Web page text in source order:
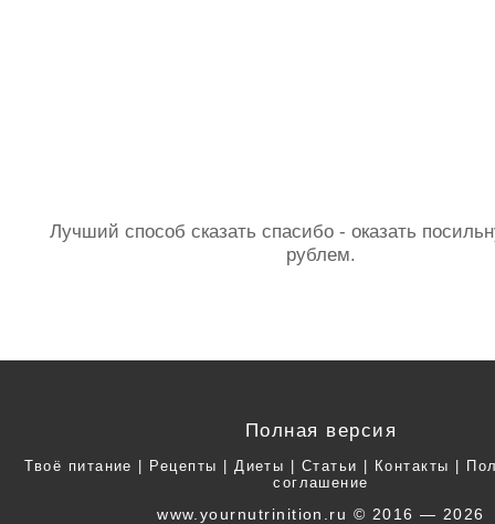
Лучший способ сказать спасибо - оказать
рублем.
Полная версия
Твоё питание | Рецепты | Диеты | Статьи | Контакты |
соглашение
www.yournutrinition.ru © 2016 — 2026